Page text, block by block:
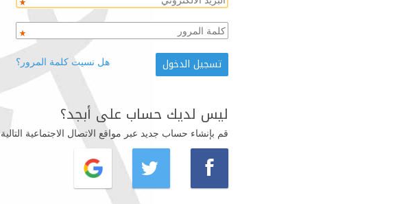
هل نسيت كلمة المرور؟
ليس لديك حساب على أبجد؟
قم بإنشاء حساب جديد عبر مواقع الاتصال الاجتماعية التالية